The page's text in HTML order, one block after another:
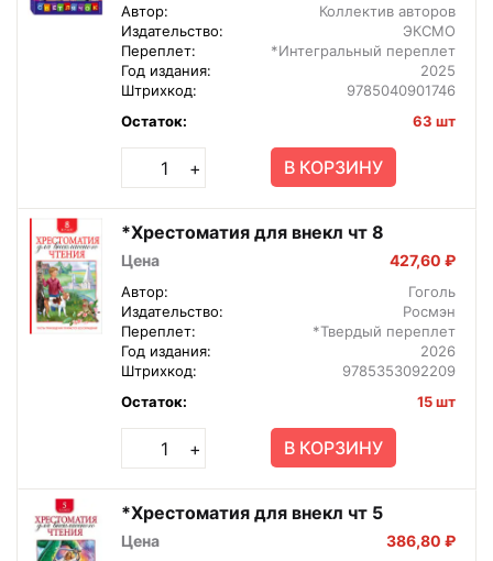
Автор:
Коллектив авторов
Издательство:
ЭКСМО
Переплет:
*Интегральный переплет
Год издания:
2025
Штрихкод:
9785040901746
Остаток:
63 шт
+ В КОРЗИНУ
*Хрестоматия для внекл чт 8
Цена 427,60 ₽
Автор:
Гоголь
Издательство:
Росмэн
Переплет:
*Твердый переплет
Год издания:
2026
Штрихкод:
9785353092209
Остаток:
15 шт
+ В КОРЗИНУ
*Хрестоматия для внекл чт 5
Цена 386,80 ₽